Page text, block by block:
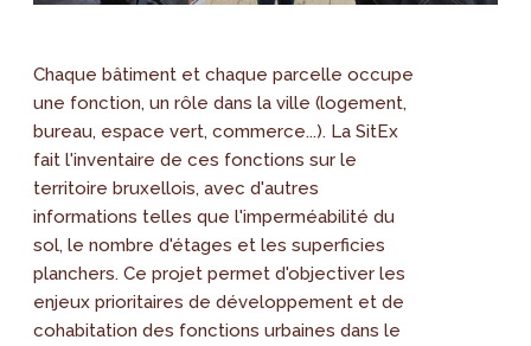
Chaque bâtiment et chaque parcelle occupe
une fonction, un rôle dans la ville (logement,
bureau, espace vert, commerce...). La SitEx
fait l'inventaire de ces fonctions sur le
territoire bruxellois, avec d'autres
informations telles que l'imperméabilité du
sol, le nombre d'étages et les superficies
planchers. Ce projet permet d'objectiver les
enjeux prioritaires de développement et de
cohabitation des fonctions urbaines dans le